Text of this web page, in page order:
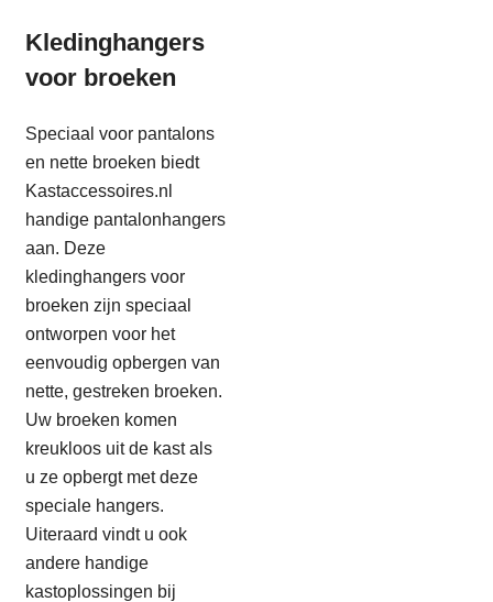
Kledinghangers
voor broeken
Speciaal voor pantalons
en nette broeken biedt
Kastaccessoires.nl
handige pantalonhangers
aan. Deze
kledinghangers voor
broeken zijn speciaal
ontworpen voor het
eenvoudig opbergen van
nette, gestreken broeken.
Uw broeken komen
kreukloos uit de kast als
u ze opbergt met deze
speciale hangers.
Uiteraard vindt u ook
andere handige
kastoplossingen bij